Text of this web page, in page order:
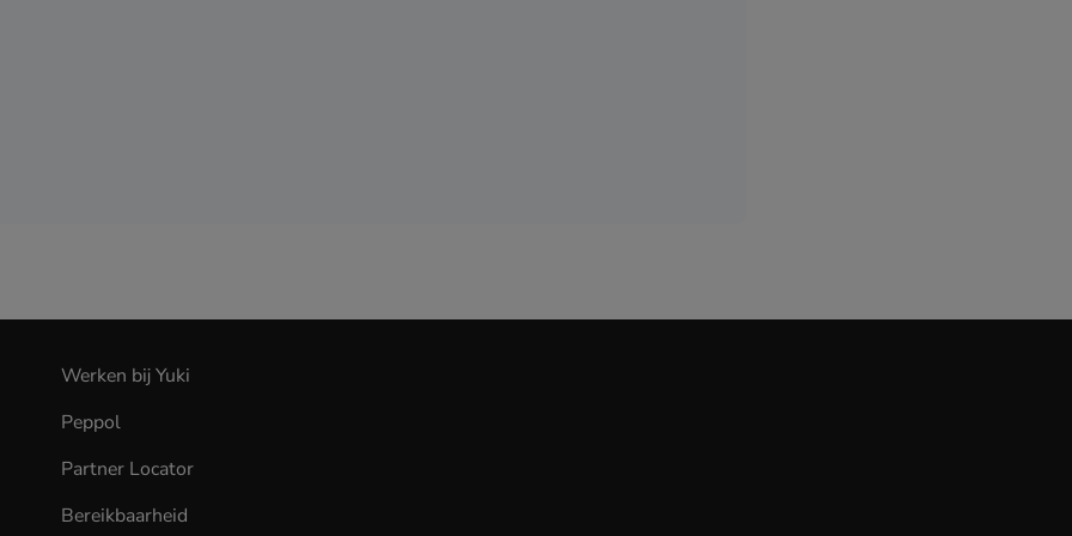
Werken bij Yuki
Peppol
Partner Locator
Bereikbaarheid